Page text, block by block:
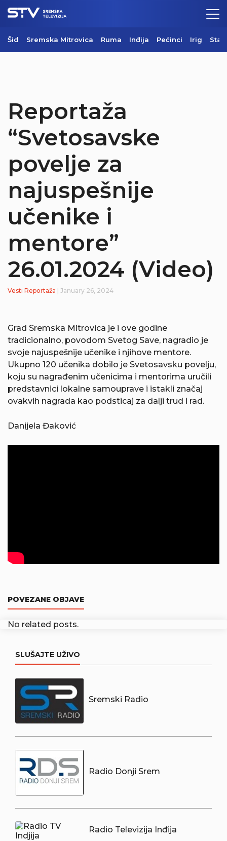
Šid Sremska Mitrovica Ruma Inđija Pećinci Irig
Reportaža
“Svetosavske
povelje za
najuspešnije
učenike i
mentore”
26.01.2024 (Video)
Vesti Reportaža | January 26, 2024
Grad Sremska Mitrovica je i ove godine
tradicionalno, povodom Svetog Save, nagradio je
svoje najuspešnije učenike i njihove mentore.
Ukupno 120 učenika dobilo je Svetosavsku povelju,
koju su nagrađenim učenicima i mentorima uručili
predstavnici lokalne samouprave i istakli značaj
ovakvih nagrada kao podsticaj za dalji trud i rad.
Danijela Đaković
POVEZANE OBJAVE
No related posts.
SLUŠAJTE UŽIVO
Sremski Radio
Radio Donji Srem
Radio Televizija Inđija